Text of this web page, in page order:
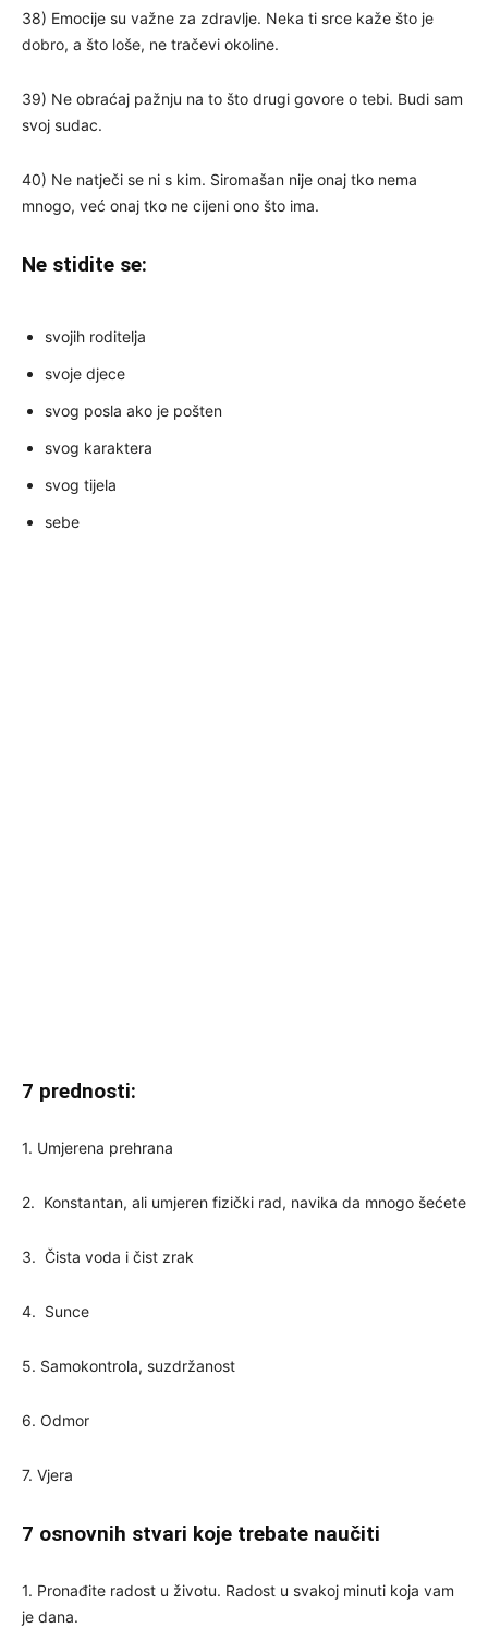
38) Emocije su važne za zdravlje. Neka ti srce kaže što je
dobro, a što loše, ne tračevi okoline.
39) Ne obraćaj pažnju na to što drugi govore o tebi. Budi sam
svoj sudac.
40) Ne natječi se ni s kim. Siromašan nije onaj tko nema
mnogo, već onaj tko ne cijeni ono što ima.
Ne stidite se:
svojih roditelja
svoje djece
svog posla ako je pošten
svog karaktera
svog tijela
sebe
7 prednosti:
1. Umjerena prehrana
2. Konstantan, ali umjeren fizički rad, navika da mnogo šećete
3. Čista voda i čist zrak
4. Sunce
5. Samokontrola, suzdržanost
6. Odmor
7. Vjera
7 osnovnih stvari koje trebate naučiti
1. Pronađite radost u životu. Radost u svakoj minuti koja vam
je dana.